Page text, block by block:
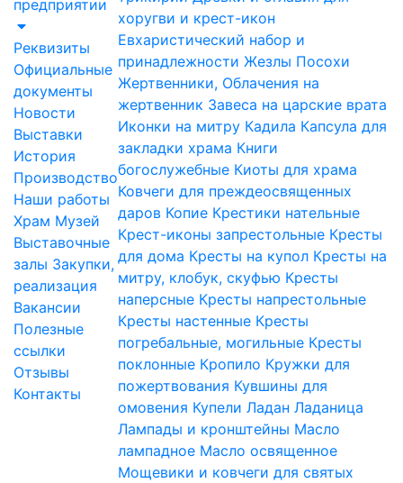
предприятии
Реквизиты
Официальные
документы
Новости
Выставки
История
Производство
Наши работы
Храм Музей
Выставочные
залы Закупки,
реализация
Вакансии
Полезные
ссылки
Отзывы
Контакты
хоругви и крест-икон
Евхаристический набор и
принадлежности Жезлы Посохи
Жертвенники, Облачения на
жертвенник Завеса на царские врата
Иконки на митру Кадила Капсула для
закладки храма Книги
богослужебные Киоты для храма
Ковчеги для преждеосвященных
даров Копие Крестики нательные
Крест-иконы запрестольные Кресты
для дома Кресты на купол Кресты на
митру, клобук, скуфью Кресты
наперсные Кресты напрестольные
Кресты настенные Кресты
погребальные, могильные Кресты
поклонные Кропило Кружки для
пожертвования Кувшины для
омовения Купели Ладан Ладаница
Лампады и кронштейны Масло
лампадное Масло освященное
Мощевики и ковчеги для святых